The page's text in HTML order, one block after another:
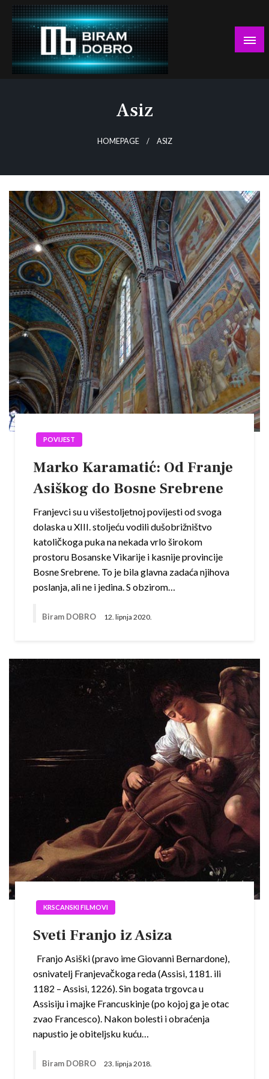
Skip
content
Asiz
HOMEPAGE ASIZ
POVIJEST
Marko Karamatić: Od Franje
Asiškog do Bosne Srebrene
Franjevci su u višestoljetnoj povijesti od svoga
dolaska u XIII. stoljeću vodili dušobrižništvo
katoličkoga puka na nekada vrlo širokom
prostoru Bosanske Vikarije i kasnije provincije
Bosne Srebrene. To je bila glavna zadaća njihova
poslanja, ali ne i jedina. S obzirom…
Biram DOBRO 12. lipnja 2020.
KRSCANSKI FILMOVI
Sveti Franjo iz Asiza
Franjo Asiški (pravo ime Giovanni Bernardone),
osnivatelj Franjevačkoga reda (Assisi, 1181. ili
1182 – Assisi, 1226). Sin bogata trgovca u
Assisiju i majke Francuskinje (po kojoj ga je otac
zvao Francesco). Nakon bolesti i obraćenja
napustio je obiteljsku kuću…
Biram DOBRO 23. lipnja 2018.